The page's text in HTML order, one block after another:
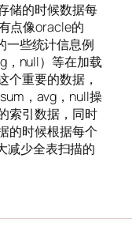
储的时候数据每
点像oracle的
一些统计信息例
，null）等在加载
个重要的数据，
，avg，null操
索引数据，同时
的时候根据每个
减少全表扫描的